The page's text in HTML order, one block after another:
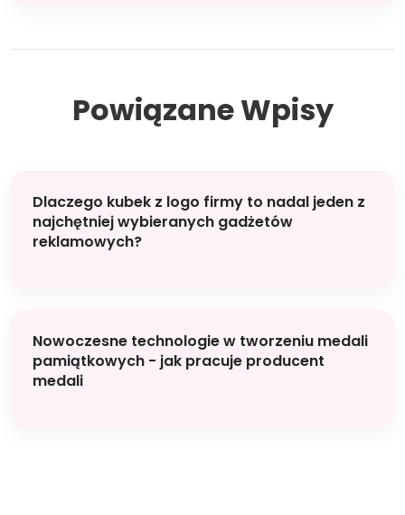
Powiązane Wpisy
Dlaczego kubek z logo firmy to nadal jeden z
najchętniej wybieranych gadżetów
reklamowych?
Nowoczesne technologie w tworzeniu medali
pamiątkowych - jak pracuje producent
medali